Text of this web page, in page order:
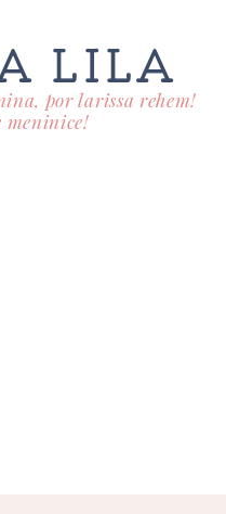
LILA
por larissa rehem!
meninice!